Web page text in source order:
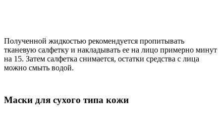
Полученной жидкостью рекомендуется пропитывать
тканевую салфетку и накладывать ее на лицо примерно минут
на 15. Затем салфетка снимается, остатки средства с лица
можно смыть водой.
Маски для сухого типа кожи